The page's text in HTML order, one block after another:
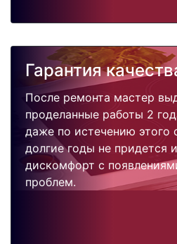
Гарантия
После ремонта мастер
проделанные работы 2
даже по истечению этого
долгие годы не придется
дискомфорт с
проблем.